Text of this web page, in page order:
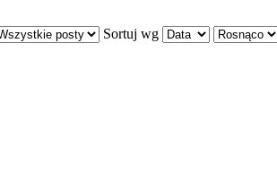
Sortuj wg